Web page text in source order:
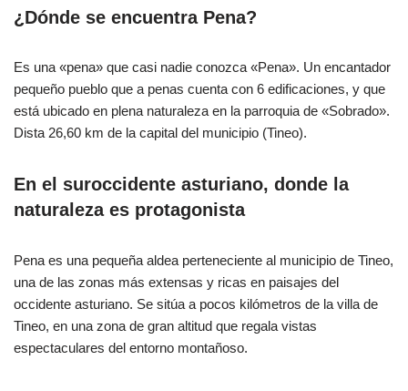
¿Dónde se encuentra Pena?
Es una «pena» que casi nadie conozca «Pena». Un encantador
pequeño pueblo que a penas cuenta con 6 edificaciones, y que
está ubicado en plena naturaleza en la parroquia de «Sobrado».
Dista 26,60 km de la capital del municipio (Tineo).
En el suroccidente asturiano, donde la
naturaleza es protagonista
Pena es una pequeña aldea perteneciente al municipio de Tineo,
una de las zonas más extensas y ricas en paisajes del
occidente asturiano. Se sitúa a pocos kilómetros de la villa de
Tineo, en una zona de gran altitud que regala vistas
espectaculares del entorno montañoso.